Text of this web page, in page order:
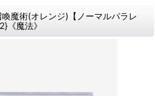
喚魔術(オレンジ)【ノーマルパラレ
《魔法》